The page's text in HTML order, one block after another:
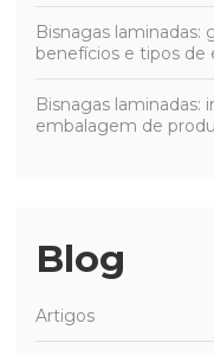
Bisnagas laminadas:
benefícios e tipos de
Bisnagas laminadas:
embalagem de
Blog
Artigos